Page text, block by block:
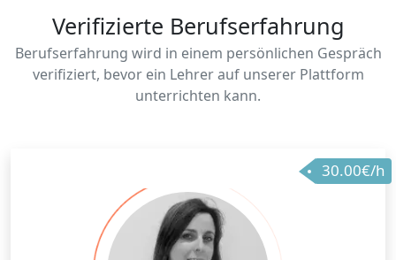
Verifizierte Berufserfahrung
Berufserfahrung wird in einem persönlichen Gespräch
verifiziert, bevor ein Lehrer auf unserer Plattform
unterrichten kann.
30.00€/h